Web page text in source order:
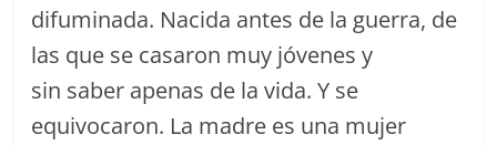
difuminada. Nacida antes de la guerra, de
las que se casaron muy jóvenes y
sin saber apenas de la vida. Y se
equivocaron. La madre es una mujer